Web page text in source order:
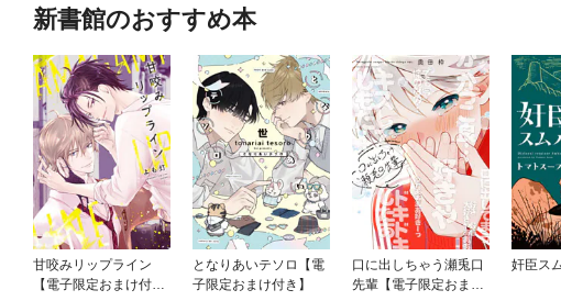
新書館のおすすめ本
甘咬みリップライン
【電子限定おまけ付
となりあいテソロ【電
子限定おまけ付き】
口に出しちゃう瀬兎口
先輩【電子限定おまけ
奸臣ス